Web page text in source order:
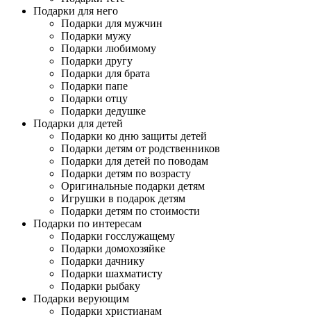
Подарки для него
Подарки для мужчин
Подарки мужу
Подарки любимому
Подарки другу
Подарки для брата
Подарки папе
Подарки отцу
Подарки дедушке
Подарки для детей
Подарки ко дню защиты детей
Подарки детям от родственников
Подарки для детей по поводам
Подарки детям по возрасту
Оригинальные подарки детям
Игрушки в подарок детям
Подарки детям по стоимости
Подарки по интересам
Подарки госслужащему
Подарки домохозяйке
Подарки дачнику
Подарки шахматисту
Подарки рыбаку
Подарки верующим
Подарки христианам